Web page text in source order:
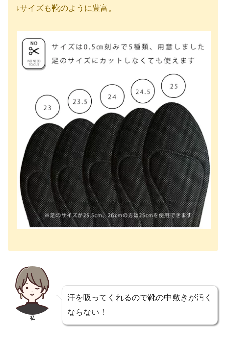
↓サイズも靴のように豊富。
私
汗を吸ってくれるので靴の中敷きが汚く
ならない！